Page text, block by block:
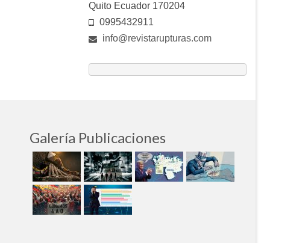
Quito Ecuador 170204
0995432911
info@revistarupturas.com
Galería Publicaciones